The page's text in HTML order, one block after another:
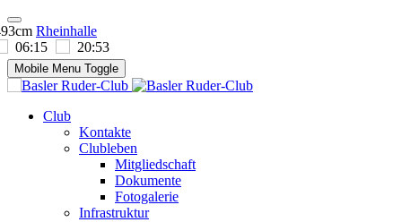
Rheinhalle
06:15
20:53
Mobile Menu Toggle
Club
Kontakte
Clubleben
Mitgliedschaft
Dokumente
Fotogalerie
Infrastruktur